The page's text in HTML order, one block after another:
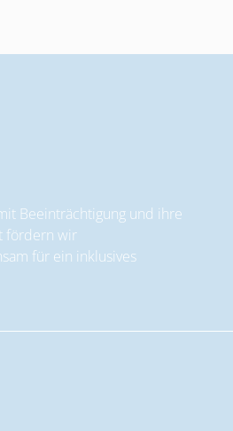
Beeinträchtigung und ihre
fördern wir
für ein inklusives